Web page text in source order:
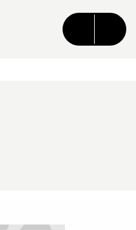
CONTENU